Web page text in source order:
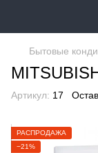
Бытовые
Артикул: 17
РАСПРОДАЖА
−21%